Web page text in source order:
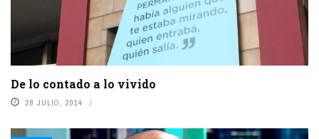
De lo contado a lo vivido
28 JULIO, 2014